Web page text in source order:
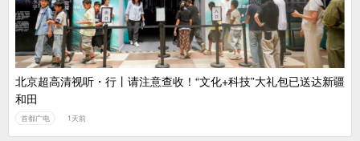
北京超高清视听・行丨请注意查收！“文化+科技”大礼包已送达新疆
和田
首都广电 1天前